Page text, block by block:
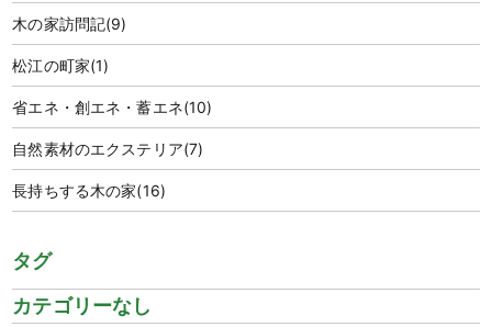
木の家訪問記(9)
松江の町家(1)
省エネ・創エネ・蓄エネ(10)
自然素材のエクステリア(7)
長持ちする木の家(16)
タグ
カテゴリーなし